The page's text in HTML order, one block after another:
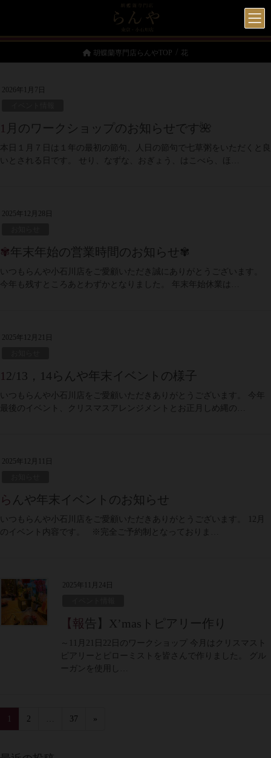
胡蝶蘭専門店らんやTOP 花
2026年1月7日
1月のワークショップのお知らせです🌺
本日１月７日は１年の最初の節句、人日の節句で七草粥をいただくと良
いとされる日です。 せり、なずな、おぎょう、はこべら、ほ…
2025年12月28日
✾年末年始の営業時間のお知らせ✾
いつもらんや小石川店をご愛顧いただき誠にありがとうございます。
今年も残すところあとわずかとなりました。 年末年始休業は…
2025年12月21日
12/13，14らんや年末イベントの様子
いつもらんや小石川店をご愛顧いただきありがとうございます。 今年
最後のイベント、クリスマスアレンジメントとお正月しめ縄の…
2025年12月11日
らんや年末イベントのお知らせ
いつもらんや小石川店をご愛顧いただきありがとうございます。 12月
のイベント内容です。 ※完全ご予約制となっておりま…
2025年11月24日
【報告】X’masトピアリー作り
～11月21日22日のワークショップ 今月はクリスマスト
ピアリーとピローミストを皆さんで作りました。 グル
ーガンを使用し…
2 … 37 »